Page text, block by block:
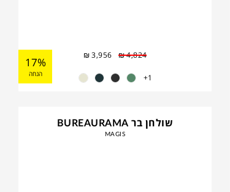
₪4,824
₪3,956
17%
הנחה 1+
שולחן בר BUREAURAMA
MAGIS